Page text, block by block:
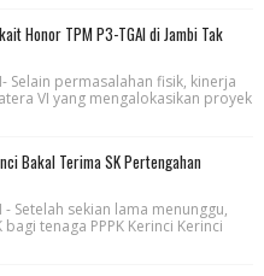
Honor TPM P3-TGAI di Jambi Tak
Selain permasalahan fisik, kinerja
VI yang mengalokasikan proyek
Bakal Terima SK Pertengahan
- Setelah sekian lama menunggu,
tenaga PPPK Kerinci Kerinci